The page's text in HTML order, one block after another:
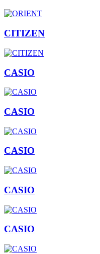
CITIZEN
CASIO
CASIO
CASIO
CASIO
CASIO